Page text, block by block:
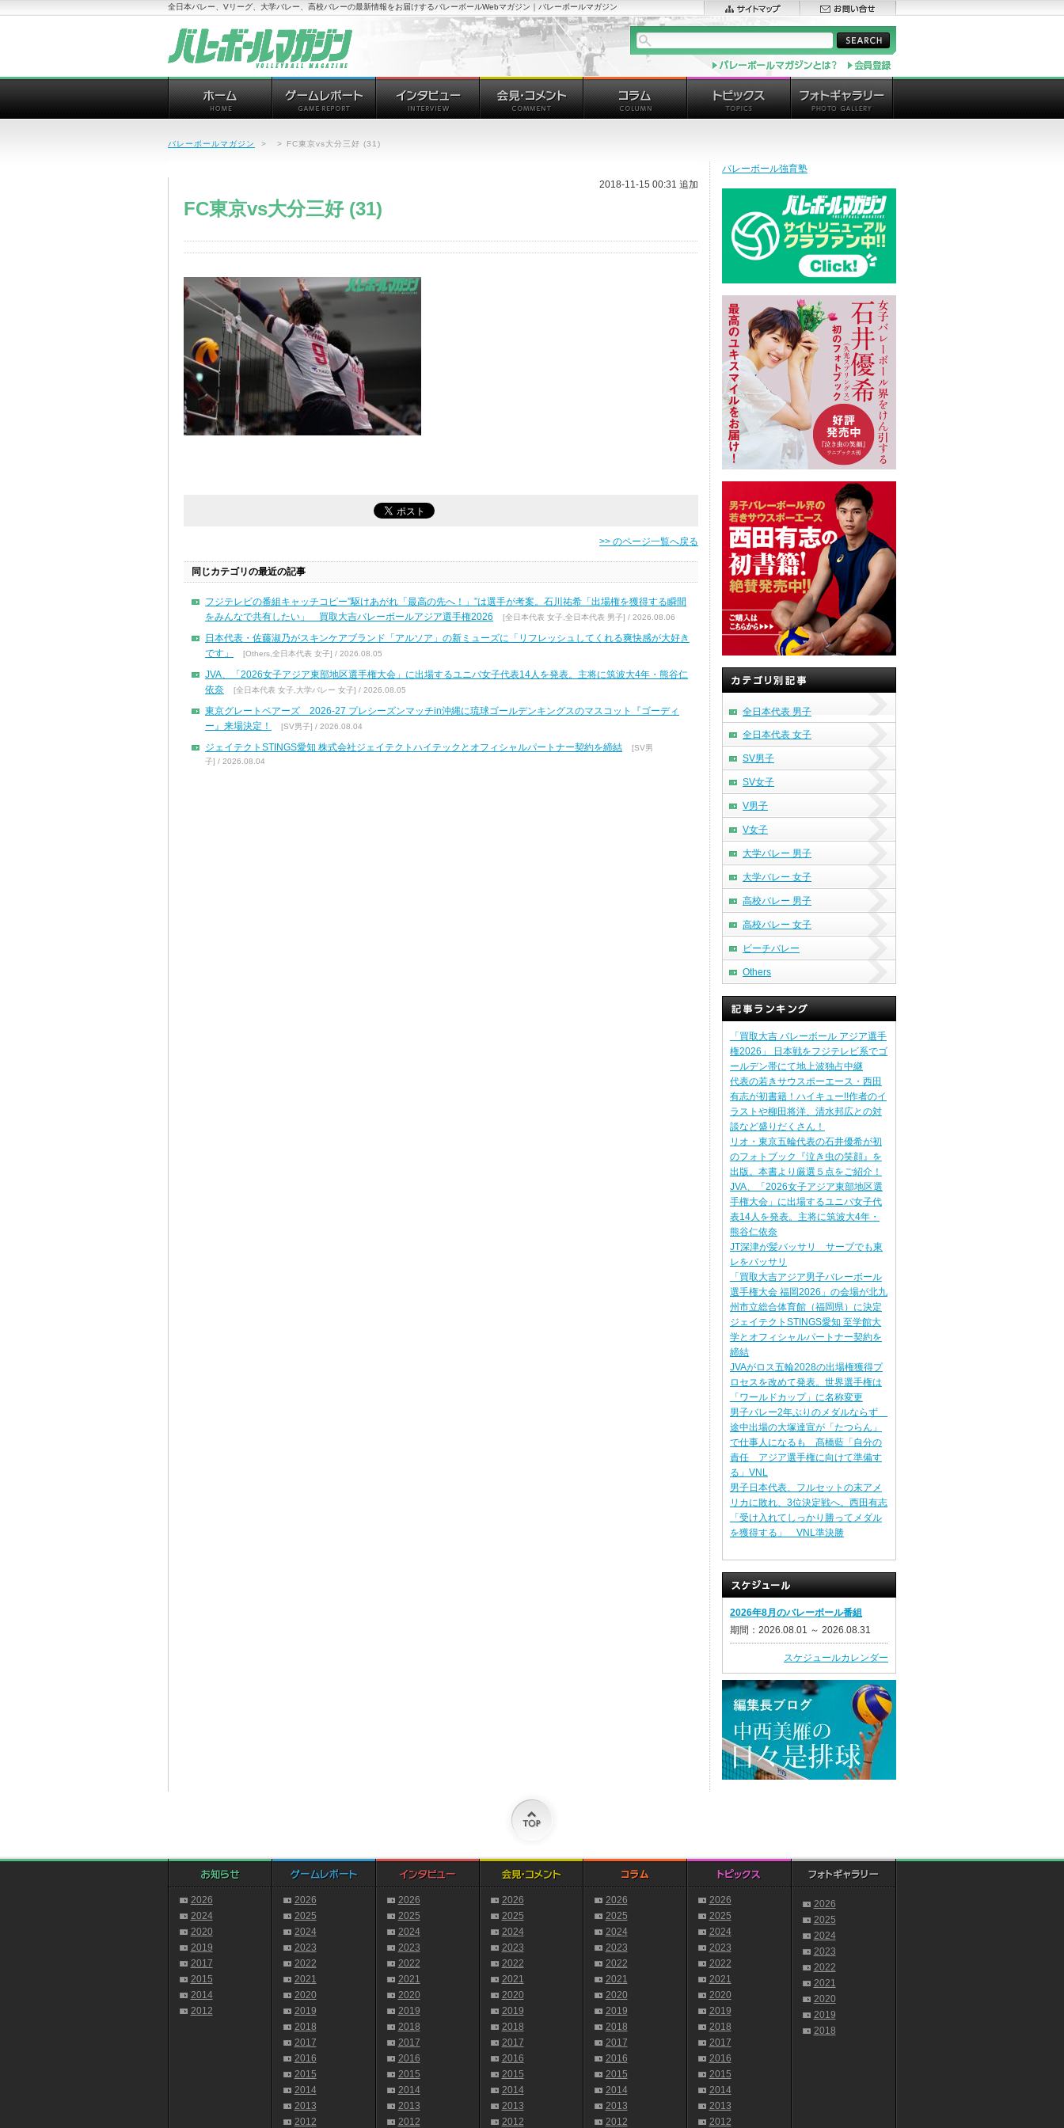
全日本バレー、Vリーグ、大学バレー、高校バレーの最新情報をお届けするバレーボールWebマガジン｜バレーボールマガジン
バレーボールマガジン > > FC東京vs大分三好 (31)
2018-11-15 00:31 追加
FC東京vs大分三好 (31)
>> のページ一覧へ戻る
同じカテゴリの最近の記事
フジテレビの番組キャッチコピー”駆けあがれ「最高の先へ！」”は選手が考案。石川祐希「出場権を獲得する瞬間
をみんなで共有したい」 買取大吉バレーボールアジア選手権2026
[全日本代表 女子,全日本代表 男子] / 2026.08.06
日本代表・佐藤淑乃がスキンケアブランド「アルソア」の新ミューズに「リフレッシュしてくれる爽快感が大好き
です」
[Others,全日本代表 女子] / 2026.08.05
JVA、「2026女子アジア東部地区選手権大会」に出場するユニバ女子代表14人を発表。主将に筑波大4年・熊谷仁
依奈
[全日本代表 女子,大学バレー 女子] / 2026.08.05
東京グレートベアーズ 2026-27 プレシーズンマッチin沖縄に琉球ゴールデンキングスのマスコット『ゴーディ
ー』来場決定！
[SV男子] / 2026.08.04
ジェイテクトSTINGS愛知 株式会社ジェイテクトハイテックとオフィシャルパートナー契約を締結 [SV男
子] / 2026.08.04
バレーボール強育塾
全日本代表 男子
全日本代表 女子
SV男子
SV女子
V男子
V女子
大学バレー 男子
大学バレー 女子
高校バレー 男子
高校バレー 女子
ビーチバレー
Others
「買取大吉 バレーボール アジア選手
権2026」 日本戦をフジテレビ系でゴ
ールデン帯にて地上波独占中継
代表の若きサウスポーエース・西田
有志が初書籍！ハイキュー!!作者のイ
ラストや柳田将洋、清水邦広との対
談など盛りだくさん！
リオ・東京五輪代表の石井優希が初
のフォトブック『泣き虫の笑顔』を
出版。本書より厳選５点をご紹介！
JVA、「2026女子アジア東部地区選
手権大会」に出場するユニバ女子代
表14人を発表。主将に筑波大4年・
熊谷仁依奈
JT深津が髪バッサリ サーブでも東
レをバッサリ
「買取大吉アジア男子バレーボール
選手権大会 福岡2026」の会場が北九
州市立総合体育館（福岡県）に決定
ジェイテクトSTINGS愛知 至学館大
学とオフィシャルパートナー契約を
締結
JVAがロス五輪2028の出場権獲得プ
ロセスを改めて発表。世界選手権は
「ワールドカップ」に名称変更
男子バレー2年ぶりのメダルならず
途中出場の大塚達宣が「たつらん」
で仕事人になるも 髙橋藍「自分の
責任 アジア選手権に向けて準備す
る」VNL
男子日本代表、フルセットの末アメ
リカに敗れ、3位決定戦へ。西田有志
「受け入れてしっかり勝ってメダル
を獲得する」 VNL準決勝
2026年8月のバレーボール番組
期間：2026.08.01 ～ 2026.08.31
スケジュールカレンダー
2026
2024
2020
2019
2017
2015
2014
2012
2026
2025
2024
2023
2022
2021
2020
2019
2018
2017
2016
2015
2014
2013
2012
2026
2025
2024
2023
2022
2021
2020
2019
2018
2017
2016
2015
2014
2013
2012
2026
2025
2024
2023
2022
2021
2020
2019
2018
2017
2016
2015
2014
2013
2012
2026
2025
2024
2023
2022
2021
2020
2019
2018
2017
2016
2015
2014
2013
2012
2026
2025
2024
2023
2022
2021
2020
2019
2018
2017
2016
2015
2014
2013
2012
2026
2025
2024
2023
2022
2021
2020
2019
2018